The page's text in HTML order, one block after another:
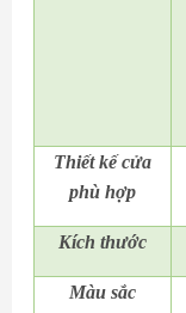
Thiết kế cửa
phù hợp
Kích thước
Màu sắc